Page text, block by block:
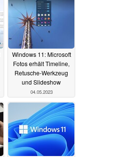
Windows 11: Microsoft
Fotos erhält Timeline,
Retusche-Werkzeug
und Slideshow
04.05.2023